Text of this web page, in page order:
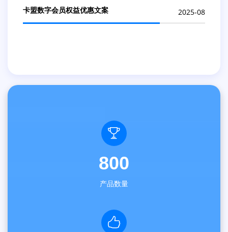
卡盟数字会员权益优惠文案 2025-08
800
产品数量